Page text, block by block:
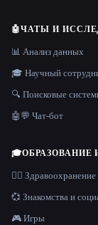
🤖ЧАТЫ И
📊 Анализ данных
🎓 Научный
🔍 Поисковые
🤖💬 Чат-бот
🎓ОБРАЗОВАНИЕ
👩‍⚕️ Здравоохранение
💞 Знакомства и
🎮 Игры